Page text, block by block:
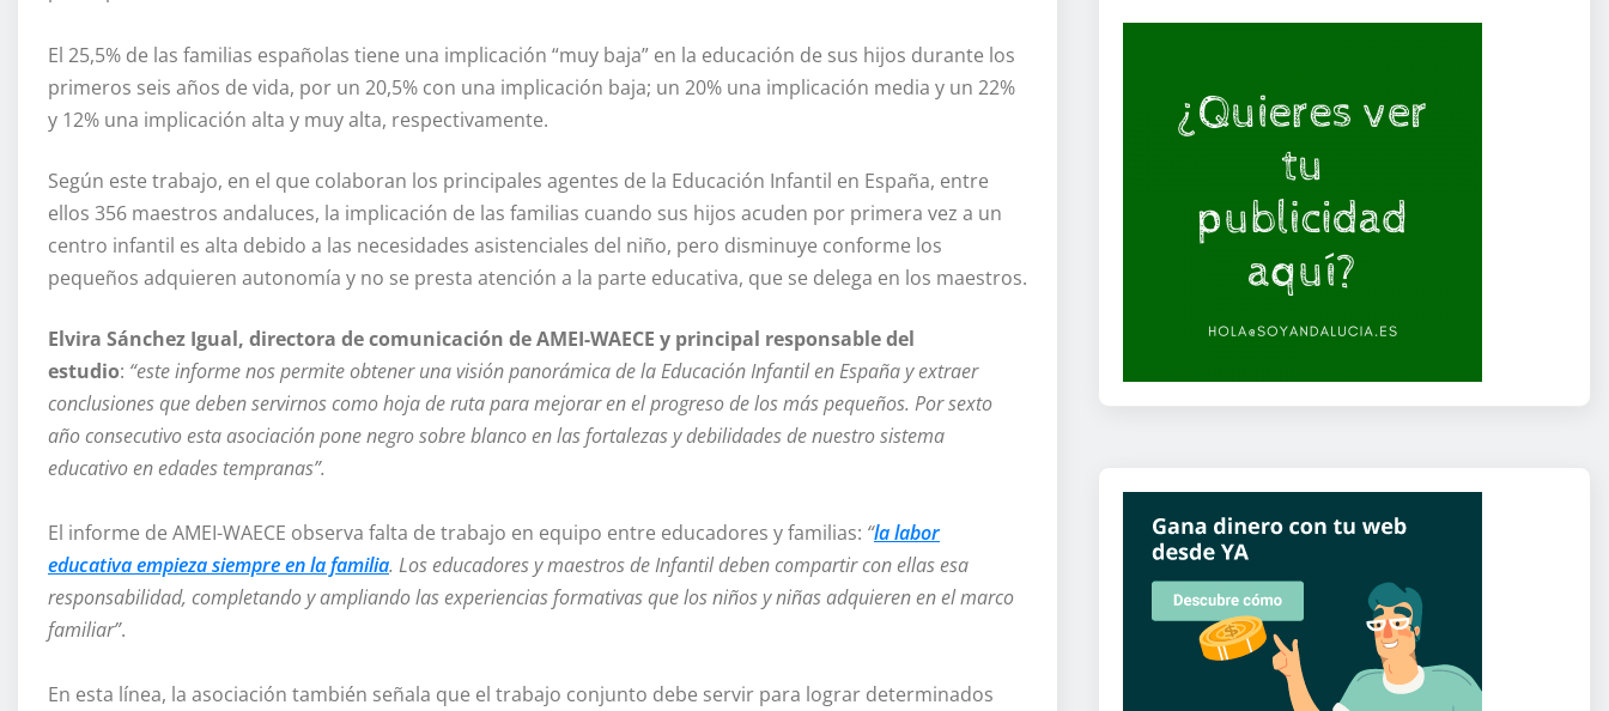
El 25,5% de las familias españolas tiene una implicación “muy baja” en la educación de sus hijos durante los
primeros seis años de vida, por un 20,5% con una implicación baja; un 20% una implicación media y un 22%
y 12% una implicación alta y muy alta, respectivamente.
Según este trabajo, en el que colaboran los principales agentes de la Educación Infantil en España, entre
ellos 356 maestros andaluces, la implicación de las familias cuando sus hijos acuden por primera vez a un
centro infantil es alta debido a las necesidades asistenciales del niño, pero disminuye conforme los
pequeños adquieren autonomía y no se presta atención a la parte educativa, que se delega en los maestros.
Elvira Sánchez Igual, directora de comunicación de AMEI-WAECE y principal responsable del
estudio: “este informe nos permite obtener una visión panorámica de la Educación Infantil en España y extraer
conclusiones que deben servirnos como hoja de ruta para mejorar en el progreso de los más pequeños. Por sexto
año consecutivo esta asociación pone negro sobre blanco en las fortalezas y debilidades de nuestro sistema
educativo en edades tempranas”.
El informe de AMEI-WAECE observa falta de trabajo en equipo entre educadores y familias: “la labor
educativa empieza siempre en la familia. Los educadores y maestros de Infantil deben compartir con ellas esa
responsabilidad, completando y ampliando las experiencias formativas que los niños y niñas adquieren en el marco
familiar”.
En esta línea, la asociación también señala que el trabajo conjunto debe servir para lograr determinados